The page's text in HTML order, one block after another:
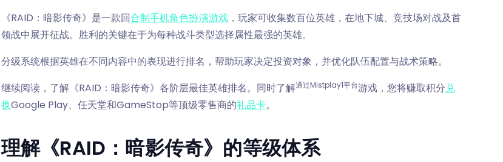
《RAID：暗影传奇》是一款回合制手机角色扮演游戏，玩家可收集数百位英雄，在地下城、竞技场对战及首
领战中展开征战。胜利的关键在于为每种战斗类型选择属性最强的英雄。
分级系统根据英雄在不同内容中的表现进行排名，帮助玩家决定投资对象，并优化队伍配置与战术策略。
继续阅读，了解《RAID：暗影传奇》各阶层最佳英雄排名。同时了解通过Mistplay1平台游戏，您将赚取积分兑
换Google Play、任天堂和GameStop等顶级零售商的礼品卡。
理解《RAID：暗影传奇》的等级体系